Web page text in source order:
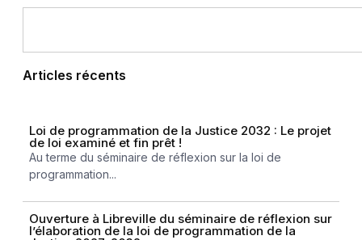
Articles récents
Loi de programmation de la Justice 2032 : Le projet
de loi examiné et fin prêt !
Au terme du séminaire de réflexion sur la loi de
programmation...
Ouverture à Libreville du séminaire de réflexion sur
l’élaboration de la loi de programmation de la